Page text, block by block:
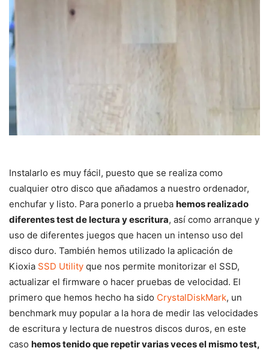
Instalarlo es muy fácil, puesto que se realiza como
cualquier otro disco que añadamos a nuestro ordenador,
enchufar y listo. Para ponerlo a prueba hemos realizado
diferentes test de lectura y escritura, así como arranque y
uso de diferentes juegos que hacen un intenso uso del
disco duro. También hemos utilizado la aplicación de
Kioxia SSD Utility que nos permite monitorizar el SSD,
actualizar el firmware o hacer pruebas de velocidad. El
primero que hemos hecho ha sido CrystalDiskMark, un
benchmark muy popular a la hora de medir las velocidades
de escritura y lectura de nuestros discos duros, en este
caso hemos tenido que repetir varias veces el mismo test,